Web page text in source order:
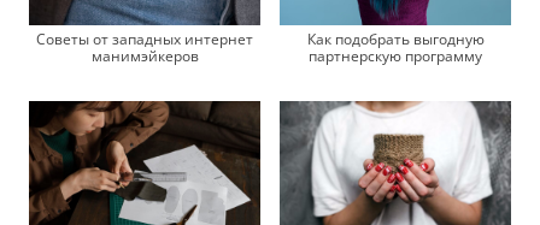
Советы от западных интернет
манимэйкеров
Как подобрать выгодную
партнерскую программу